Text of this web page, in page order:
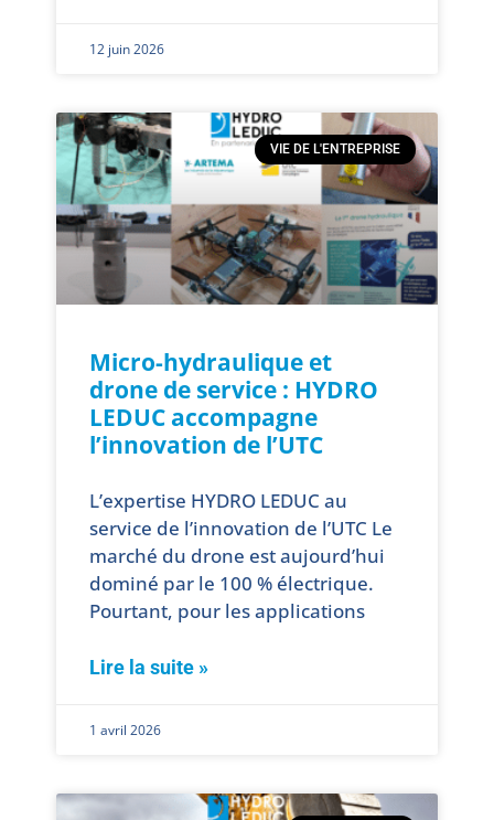
12 juin 2026
VIE DE L'ENTREPRISE
Micro-hydraulique et
drone de service : HYDRO
LEDUC accompagne
l’innovation de l’UTC
L’expertise HYDRO LEDUC au
service de l’innovation de l’UTC Le
marché du drone est aujourd’hui
dominé par le 100 % électrique.
Pourtant, pour les applications
Lire la suite »
1 avril 2026